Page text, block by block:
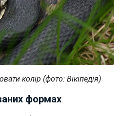
колір (фото: Вікіпедія)
формах